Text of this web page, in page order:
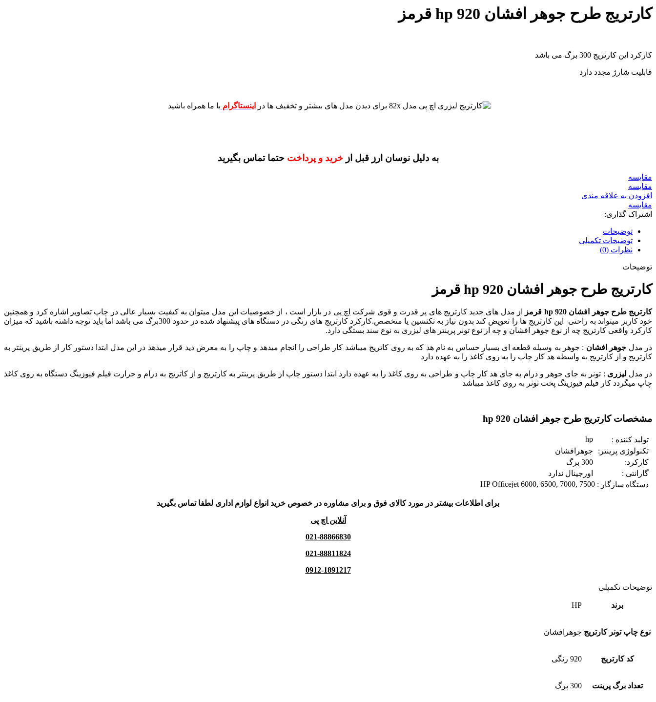
کارتریج طرح جوهر افشان 920 hp قرمز
کارکرد این کارتریج 300 برگ می باشد
قابلیت شارژ مجدد دارد
برای دیدن مدل های بیشتر و تخفیف ها در اینستاگرام با ما همراه باشید
به دلیل نوسان ارز قبل از خرید و پرداختحتما تماس بگیرید
مقايسه
مقایسه
افزودن به علاقه مندی
مقایسه
اشتراک گذاری:
توضیحات
توضیحات تکمیلی
نظرات (0)
توضیحات
کارتریج طرح جوهر افشان 920 hp قرمز
کارتریج طرح جوهر افشان 920 hp قرمز از مدل های جدید کارتریج های پر قدرت و قوی شرکت اچ پی در بازار است ، از خصوصیات این مدل میتوان به کیفیت بسیار عالی در چاپ تصاویر اشاره کرد و همچنین
خود کاربر میتواند به راحتی این کارتریج ها را تعویض کند بدون نیاز به تکنسین یا متخصص.کارکرد کارتریج های رنگی در دستگاه های پیشنهاد شده در حدود 300برگ می باشد اما باید توجه داشته باشید که میزان
کارکرد واقعی کارتریج چه از نوع جوهر افشان و چه از نوع تونر پرینتر های لیزری به نوع سند بستگی دارد.
در مدل جوهر افشان : جوهر به وسیله قطعه ای بسیار حساس به نام هد که به روی کاتریج میباشد کار طراحی را انجام میدهد و چاپ را به معرض دید قرار میدهد در این مدل ابتدا دستور کار از طریق پرینتر به
کارتریج و از کارتریج به واسطه هد کار چاپ را به روی کاغذ را به عهده دارد
در مدل لیزری : تونر به جای جوهر و درام به جای هد کار چاپ و طراحی به روی کاغذ را به عهده دارد ابتدا دستور چاپ از طریق پرینتر به کارتریج و از کاتریج به درام و حرارت فیلم فیوزینگ دستگاه به روی کاغذ
چاپ میگردد کار فیلم فیوزینگ پخت تونر به روی کاغذ میباشد
مشخصات کارتریج طرح جوهر افشان 920 hp
تولید کننده :
تکنولوژی پرینتر:
جوهرافشان
کارکرد:
گارانتی :
اورجینال ندارد
دستگاه سازگار : HP Officejet 6000, 6500, 7000, 7500
برای اطلاعات بیشتر در مورد کالای فوق و برای مشاوره در خصوص خرید انواع لوازم اداری لطفا تماس بگیرید
آنلاین اچ پی
021-88866830
021-88811824
0912-1891217
توضیحات تکمیلی
برند HP
نوع چاپ تونر کارتریج جوهرافشان
کد کارتریج 920 رنگی
تعداد برگ پرینت 300 برگ